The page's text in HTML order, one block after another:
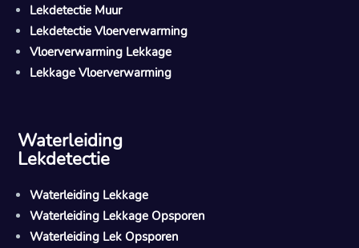
Lekdetectie Muur
Lekdetectie Vloerverwarming
Vloerverwarming Lekkage
Lekkage Vloerverwarming
Waterleiding
Lekdetectie
Waterleiding Lekkage
Waterleiding Lekkage Opsporen
Waterleiding Lek Opsporen